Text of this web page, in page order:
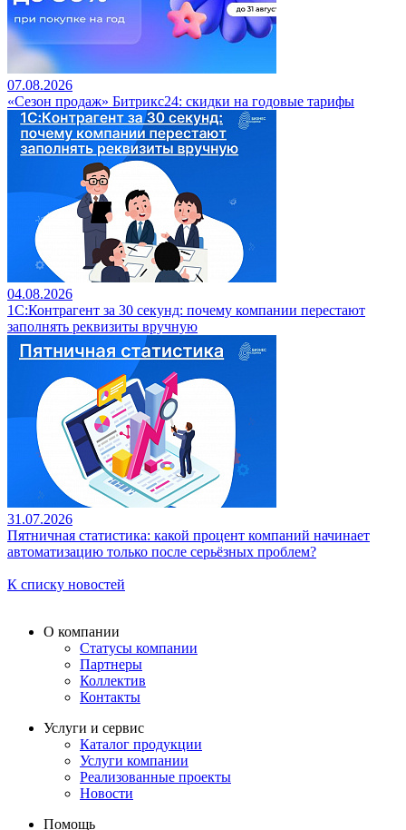
07.08.2026
«Сезон продаж» Битрикс24: скидки на годовые тарифы
04.08.2026
1С:Контрагент за 30 секунд: почему компании перестают
заполнять реквизиты вручную
31.07.2026
Пятничная статистика: какой процент компаний начинает
автоматизацию только после серьёзных проблем?
К списку новостей
О компании
Статусы компании
Партнеры
Коллектив
Контакты
Услуги и сервис
Каталог продукции
Услуги компании
Реализованные проекты
Новости
Помощь